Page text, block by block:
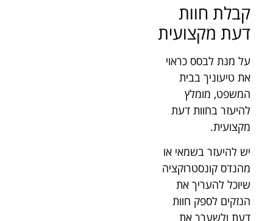
קבלת חוות
דעת מקצועית
על מנת לבסס כראוי
את טיעוניך בבית
המשפט, מומלץ
להיעזר בחוות דעת
מקצועית.
יש להיעזר בשמאי או
מהנדס קונסטרוקציה
שיוכל להעריך את
הנזקים לספק חוות
דעת ולשערך את